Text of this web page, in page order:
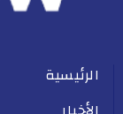
الرئيسية